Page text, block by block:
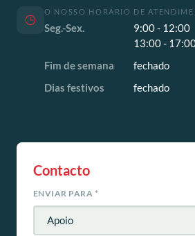
O NOSSO HORÁRIO DE
Seg.-Sex.
9:00 - 12:00
13:00 -
Fim de semana
fechado
Dias festivos
fechado
Contacto
ENVIAR PARA *